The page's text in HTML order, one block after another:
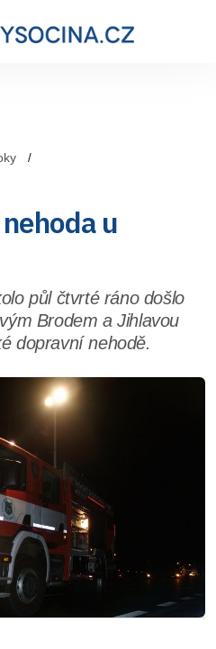
u
půl čtvrté ráno došlo
Brodem a Jihlavou
dopravní nehodě.